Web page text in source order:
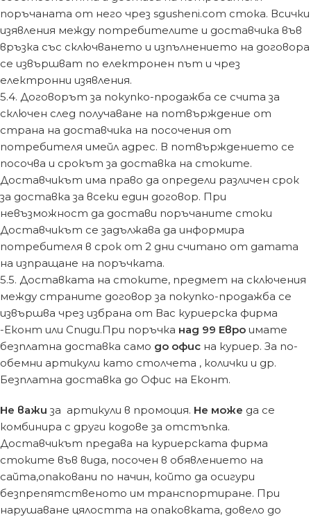
поръчаната от него чрез sgusheni.com стока. Всички
изявления между потребителите и доставчика във
връзка със сключването и изпълнението на договора
се извършват по електронен път и чрез
електронни изявления.
5.4. Договорът за покупко-продажба се счита за
сключен след получаване на потвърждение от
страна на доставчика на посочения от
потребителя имейл адрес. В потвърждението се
посочва и срокът за доставка на стоките.
Доставчикът има право да определи различен срок
за доставка за всеки един договор. При
невъзможност да достави поръчаните стоки
Доставчикът се задължава да информира
потребителя в срок от 2 дни считано от датата
на изпращане на поръчката.
5.5. Доставката на стоките, предмет на сключения
между страните договор за покупко-продажба се
извършва чрез избрана от Вас куриерска фирма
-Еконт или Спиди.При поръчка над 99 Евро имате
безплатна доставка само до офис на куриер. За по-
обемни артикули като столчета , колички и др.
Безплатна доставка до Офис на Еконт.
Не важи за артикули в промоция. Не може да се
комбинира с други кодове за отстъпка.
Доставчикът предава на куриерската фирма
стоките във вида, посочен в обявлението на
сайта,опаковани по начин, който да осигури
безпрепятственото им транспортиране. При
нарушаване цялостта на опаковката, довело до